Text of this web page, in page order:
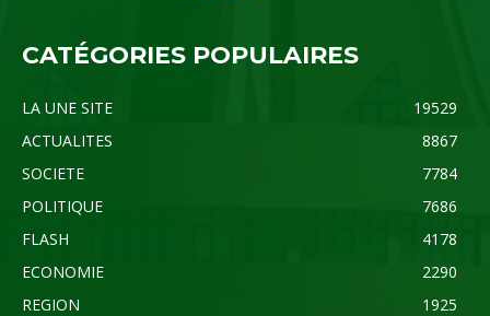
CATÉGORIES POPULAIRES
LA UNE SITE
19529
ACTUALITES
8867
SOCIETE
7784
POLITIQUE
7686
FLASH
4178
ECONOMIE
2290
REGION
1925